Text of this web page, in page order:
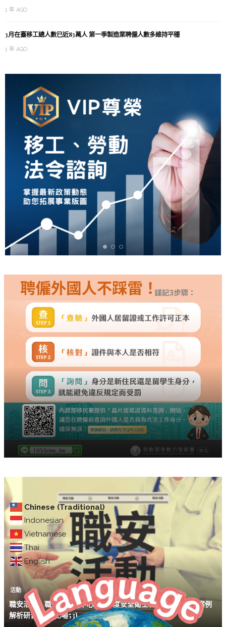
Chinese (Traditional)
Indonesian
Vietnamese
Thai
English
1 年 AGO
3月在臺移工總人數已近83萬人 第一季製造業聘僱人數多維持平穩
1 年 AGO
活動
職安活動｜職安署中區中心 114年度安全衛生管理實務與職災案例
解析研習會(彰化場53)